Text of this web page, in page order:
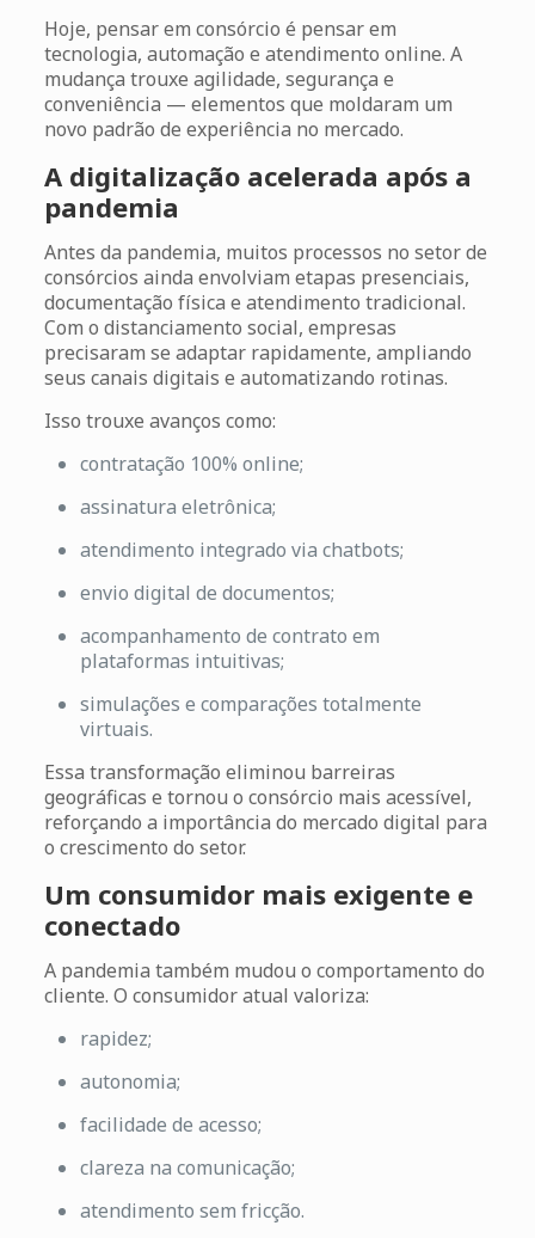
Hoje, pensar em consórcio é pensar em
tecnologia, automação e atendimento online. A
mudança trouxe agilidade, segurança e
conveniência — elementos que moldaram um
novo padrão de experiência no mercado.
A digitalização acelerada após a
pandemia
Antes da pandemia, muitos processos no setor de
consórcios ainda envolviam etapas presenciais,
documentação física e atendimento tradicional.
Com o distanciamento social, empresas
precisaram se adaptar rapidamente, ampliando
seus canais digitais e automatizando rotinas.
Isso trouxe avanços como:
contratação 100% online;
assinatura eletrônica;
atendimento integrado via chatbots;
envio digital de documentos;
acompanhamento de contrato em
plataformas intuitivas;
simulações e comparações totalmente
virtuais.
Essa transformação eliminou barreiras
geográficas e tornou o consórcio mais acessível,
reforçando a importância do mercado digital para
o crescimento do setor.
Um consumidor mais exigente e
conectado
A pandemia também mudou o comportamento do
cliente. O consumidor atual valoriza:
rapidez;
autonomia;
facilidade de acesso;
clareza na comunicação;
atendimento sem fricção.